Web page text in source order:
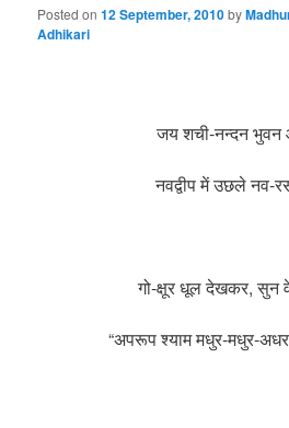
Posted on12 September, 2010by
Adhikari
जय शची-नन्दन भुवन
नवद्वीप में उछले नव-
गो-क्षूर धूल देखकर, सुन
“अपरूप श्याम मधुर-मधुर-अधर